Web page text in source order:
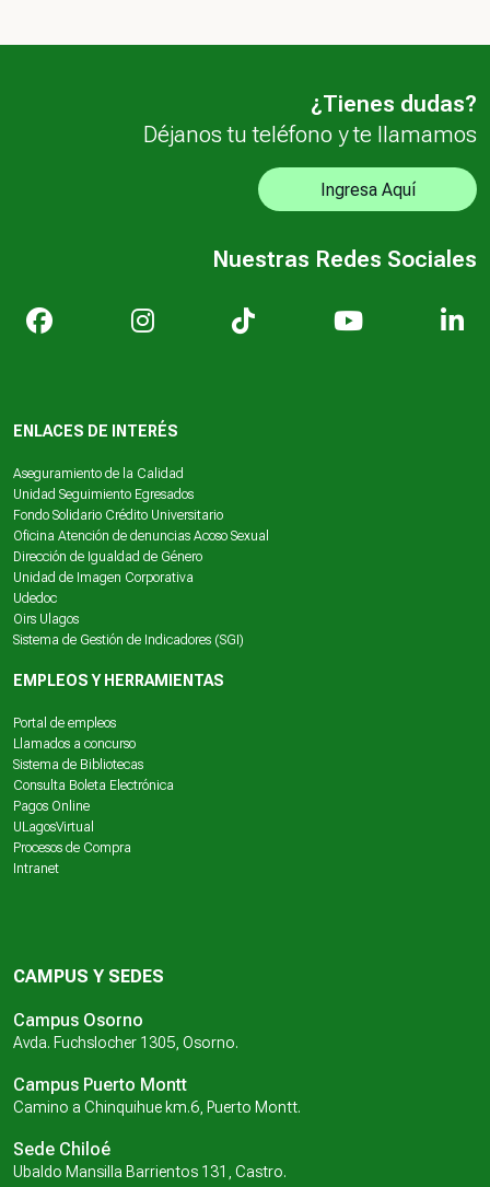
ENLACES DE INTERÉS
Aseguramiento de la Calidad
Unidad Seguimiento Egresados
Fondo Solidario Crédito Universitario
Oficina Atención de denuncias Acoso Sexual
Dirección de Igualdad de Género
Unidad de Imagen Corporativa
Udedoc
Oirs Ulagos
Sistema de Gestión de Indicadores (SGI)
EMPLEOS Y HERRAMIENTAS
Portal de empleos
Llamados a concurso
Sistema de Bibliotecas
Consulta Boleta Electrónica
Pagos Online
ULagosVirtual
Procesos de Compra
Intranet
CAMPUS Y SEDES
Campus Osorno
Avda. Fuchslocher 1305, Osorno.
Campus Puerto Montt
Camino a Chinquihue km.6, Puerto Montt.
Sede Chiloé
Ubaldo Mansilla Barrientos 131, Castro.
¿Tienes dudas?
Déjanos tu teléfono y te llamamos
Ingresa Aquí
Nuestras Redes Sociales